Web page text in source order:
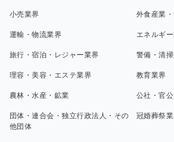
小売業界 外食産業
運輸・物流業界 エネルギ
旅行・宿泊・レジャー業界 警備・清
理容・美容・エステ業界 教育業界
農林・水産・鉱業 公社・官
団体・連合会・独立行政法人・その
他団体
冠婚葬祭